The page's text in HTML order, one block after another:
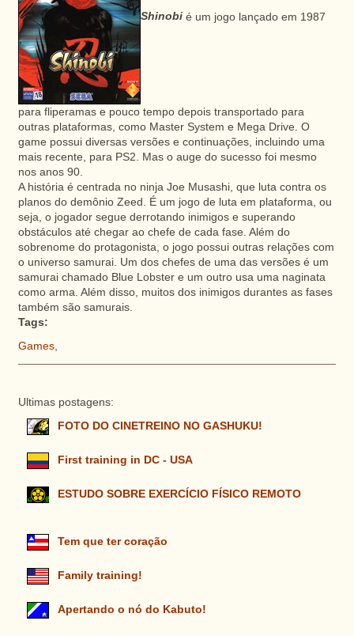
Shinobi é um jogo lançado em 1987
para fliperamas e pouco tempo depois transportado para
outras plataformas, como Master System e Mega Drive. O
game possui diversas versões e continuações, incluindo uma
mais recente, para PS2. Mas o auge do sucesso foi mesmo
nos anos 90.
A história é centrada no ninja Joe Musashi, que luta contra os
planos do demônio Zeed. É um jogo de luta em plataforma, ou
seja, o jogador segue derrotando inimigos e superando
obstáculos até chegar ao chefe de cada fase. Além do
sobrenome do protagonista, o jogo possui outras relações com
o universo samurai. Um dos chefes de uma das versões é um
samurai chamado Blue Lobster e um outro usa uma naginata
como arma. Além disso, muitos dos inimigos durantes as fases
também são samurais.
Tags:
Games,
Ultimas postagens:
FOTO DO CINETREINO NO GASHUKU!
First training in DC - USA
ESTUDO SOBRE EXERCÍCIO FÍSICO REMOTO
Tem que ter coração
Family training!
Apertando o nó do Kabuto!